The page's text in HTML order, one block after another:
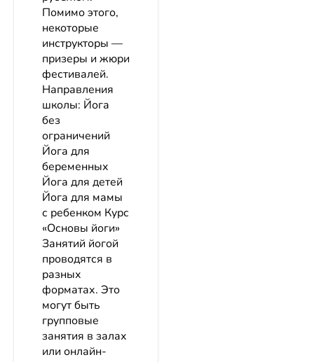
Помимо этого,
некоторые
инструкторы —
призеры и жюри
фестивалей.
Направления
школы: Йога
без
ограничений
Йога для
беременных
Йога для детей
Йога для мамы
с ребенком Курс
«Основы йоги»
Занятий йогой
проводятся в
разных
форматах. Это
могут быть
групповые
занятия в залах
или онлайн-